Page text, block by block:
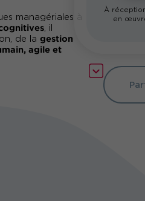
managériales à
, il
de la gestion
agile et
Vous
À
en